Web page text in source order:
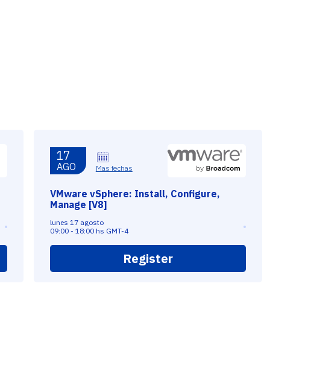
AGO
17
Mas fechas
VMware vSphere: Install, Configure,
Manage [V8]
lunes 17 agosto
09:00 - 18:00 hs GMT-4
Register